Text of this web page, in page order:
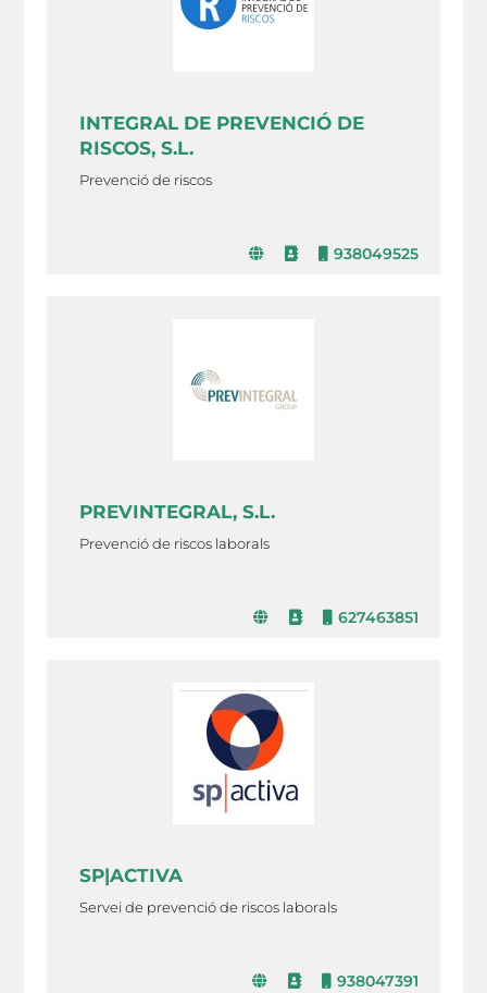
INTEGRAL DE PREVENCIÓ DE
RISCOS, S.L.
Prevenció de riscos
938049525
PREVINTEGRAL, S.L.
Prevenció de riscos laborals
627463851
SP|ACTIVA
Servei de prevenció de riscos laborals
938047391